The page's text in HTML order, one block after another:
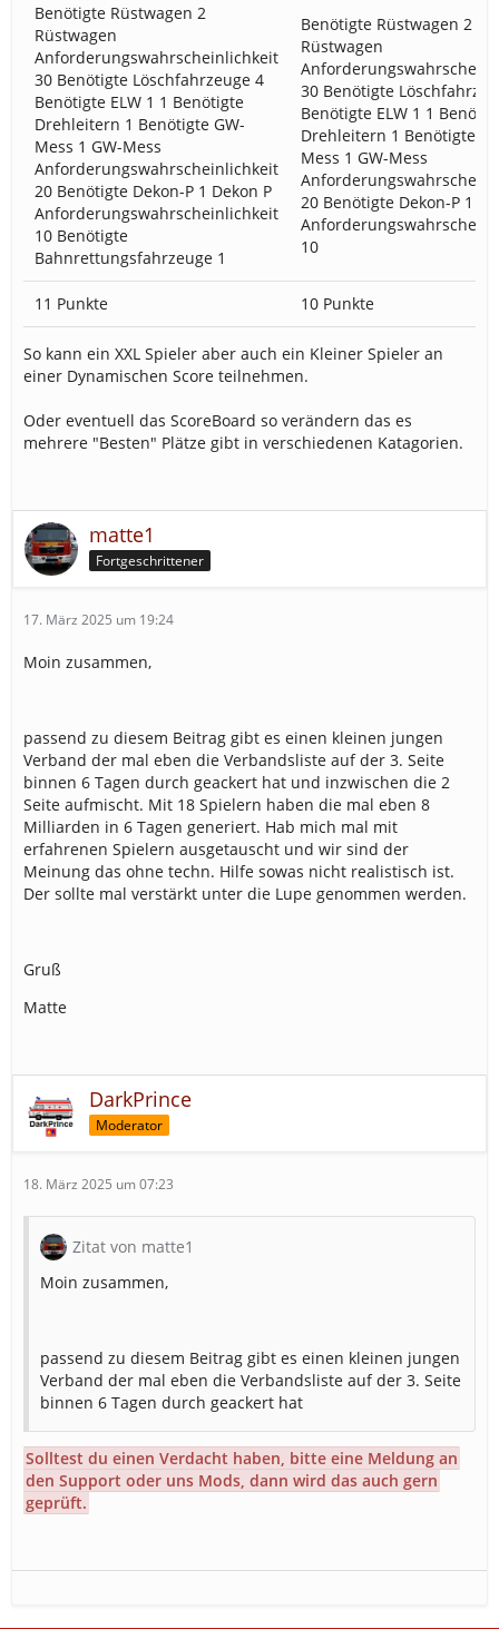
Benötigte Rüstwagen 2
Rüstwagen
Anforderungswahrscheinlichkeit
30 Benötigte Löschfahrzeuge 4
Benötigte ELW 1 1 Benötigte
Drehleitern 1 Benötigte GW-
Mess 1 GW-Mess
Anforderungswahrscheinlichkeit
20 Benötigte Dekon-P 1 Dekon P
Anforderungswahrscheinlichkeit
10 Benötigte
Bahnrettungsfahrzeuge 1
Benötigte Rüstwagen 2
Rüstwagen
30 Benötigte
Benötigte ELW 1 1
Drehleitern 1 Benötigte
Mess 1 GW-Mess
20 Benötigte Dekon-P 1
10
11 Punkte 10 Punkte
So kann ein XXL Spieler aber auch ein Kleiner Spieler an
einer Dynamischen Score teilnehmen.
Oder eventuell das ScoreBoard so verändern das es
mehrere "Besten" Plätze gibt in verschiedenen Katagorien.
matte1
Fortgeschrittener
17. März 2025 um 19:24
Moin zusammen,
passend zu diesem Beitrag gibt es einen kleinen jungen
Verband der mal eben die Verbandsliste auf der 3. Seite
binnen 6 Tagen durch geackert hat und inzwischen die 2
Seite aufmischt. Mit 18 Spielern haben die mal eben 8
Milliarden in 6 Tagen generiert. Hab mich mal mit
erfahrenen Spielern ausgetauscht und wir sind der
Meinung das ohne techn. Hilfe sowas nicht realistisch ist.
Der sollte mal verstärkt unter die Lupe genommen werden.
Gruß
Matte
DarkPrince
Moderator
18. März 2025 um 07:23
Zitat von matte1
Moin zusammen,
passend zu diesem Beitrag gibt es einen kleinen jungen
Verband der mal eben die Verbandsliste auf der 3. Seite
binnen 6 Tagen durch geackert hat
Solltest du einen Verdacht haben, bitte eine Meldung an
den Support oder uns Mods, dann wird das auch gern
geprüft.